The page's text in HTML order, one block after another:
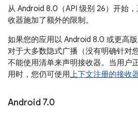
从 Android 8.0（API 级别 26）开始
收器施加了额外的限制。
如果您的应用以 Android 8.0 或更高
对于大多数隐式广播（没有明确针对
不能使用清单来声明接收器。当用户
用时，您仍可使用上下文注册的接收
Android 7.0